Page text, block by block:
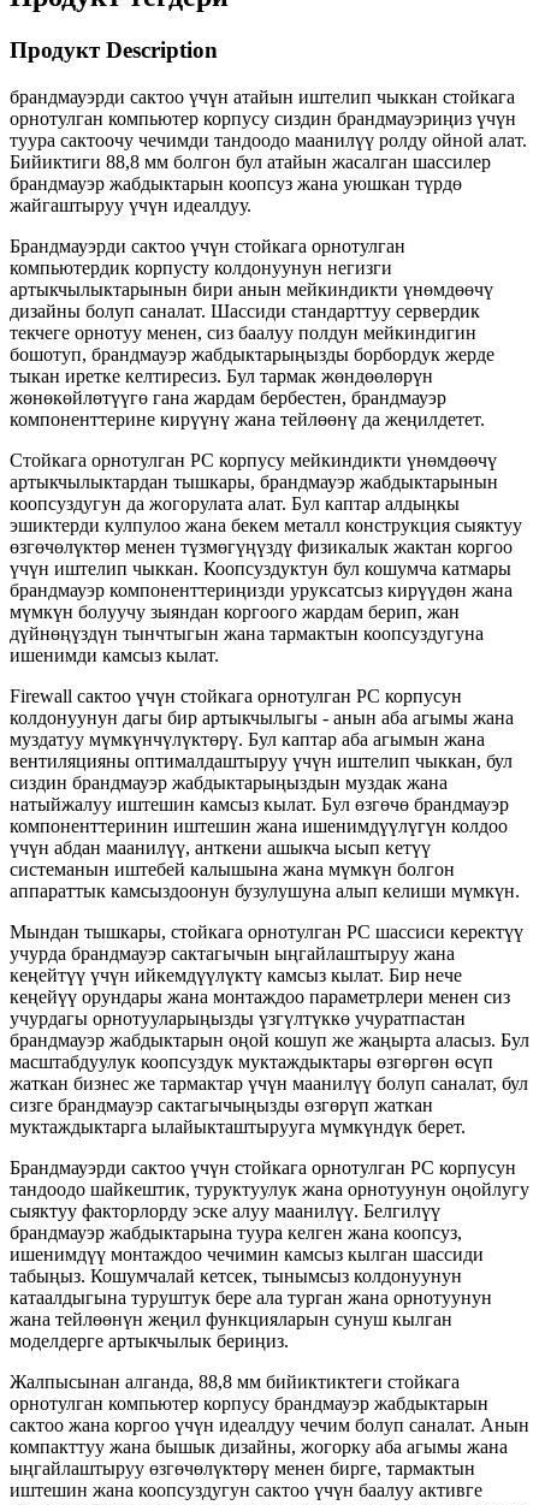
Продукт Description
брандмауэрди сактоо үчүн атайын иштелип чыккан стойкага
орнотулган компьютер корпусу сиздин брандмауэриңиз үчүн
туура сактоочу чечимди тандоодо маанилүү ролду ойной алат.
Бийиктиги 88,8 мм болгон бул атайын жасалган шассилер
брандмауэр жабдыктарын коопсуз жана уюшкан түрдө
жайгаштыруу үчүн идеалдуу.
Брандмауэрди сактоо үчүн стойкага орнотулган
компьютердик корпусту колдонуунун негизги
артыкчылыктарынын бири анын мейкиндикти үнөмдөөчү
дизайны болуп саналат. Шассиди стандарттуу сервердик
текчеге орнотуу менен, сиз баалуу полдун мейкиндигин
бошотуп, брандмауэр жабдыктарыңызды борбордук жерде
тыкан иретке келтиресиз. Бул тармак жөндөөлөрүн
жөнөкөйлөтүүгө гана жардам бербестен, брандмауэр
компоненттерине кирүүнү жана тейлөөнү да жеңилдетет.
Стойкага орнотулган PC корпусу мейкиндикти үнөмдөөчү
артыкчылыктардан тышкары, брандмауэр жабдыктарынын
коопсуздугун да жогорулата алат. Бул каптар алдыңкы
эшиктерди кулпулоо жана бекем металл конструкция сыяктуу
өзгөчөлүктөр менен түзмөгүңүздү физикалык жактан коргоо
үчүн иштелип чыккан. Коопсуздуктун бул кошумча катмары
брандмауэр компоненттериңизди уруксатсыз кирүүдөн жана
мүмкүн болуучу зыяндан коргоого жардам берип, жан
дүйнөңүздүн тынчтыгын жана тармактын коопсуздугуна
ишенимди камсыз кылат.
Firewall сактоо үчүн стойкага орнотулган PC корпусун
колдонуунун дагы бир артыкчылыгы - анын аба агымы жана
муздатуу мүмкүнчүлүктөрү. Бул каптар аба агымын жана
вентиляцияны оптималдаштыруу үчүн иштелип чыккан, бул
сиздин брандмауэр жабдыктарыңыздын муздак жана
натыйжалуу иштешин камсыз кылат. Бул өзгөчө брандмауэр
компоненттеринин иштешин жана ишенимдүүлүгүн колдоо
үчүн абдан маанилүү, анткени ашыкча ысып кетүү
системанын иштебей калышына жана мүмкүн болгон
аппараттык камсыздоонун бузулушуна алып келиши мүмкүн.
Мындан тышкары, стойкага орнотулган PC шассиси керектүү
учурда брандмауэр сактагычын ыңгайлаштыруу жана
кеңейтүү үчүн ийкемдүүлүктү камсыз кылат. Бир нече
кеңейүү орундары жана монтаждоо параметрлери менен сиз
учурдагы орнотууларыңызды үзгүлтүккө учуратпастан
брандмауэр жабдыктарын оңой кошуп же жаңырта аласыз. Бул
масштабдуулук коопсуздук муктаждыктары өзгөргөн өсүп
жаткан бизнес же тармактар ​​үчүн маанилүү болуп саналат, бул
сизге брандмауэр сактагычыңызды өзгөрүп жаткан
муктаждыктарга ылайыкташтырууга мүмкүндүк берет.
Брандмауэрди сактоо үчүн стойкага орнотулган PC корпусун
тандоодо шайкештик, туруктуулук жана орнотуунун оңойлугу
сыяктуу факторлорду эске алуу маанилүү. Белгилүү
брандмауэр жабдыктарына туура келген жана коопсуз,
ишенимдүү монтаждоо чечимин камсыз кылган шассиди
табыңыз. Кошумчалай кетсек, тынымсыз колдонуунун
катаалдыгына туруштук бере ала турган жана орнотуунун
жана тейлөөнүн жеңил функцияларын сунуш кылган
моделдерге артыкчылык бериңиз.
Жалпысынан алганда, 88,8 мм бийиктиктеги стойкага
орнотулган компьютер корпусу брандмауэр жабдыктарын
сактоо жана коргоо үчүн идеалдуу чечим болуп саналат. Анын
компакттуу жана бышык дизайны, жогорку аба агымы жана
ыңгайлаштыруу өзгөчөлүктөрү менен бирге, тармактын
иштешин жана коопсуздугун сактоо үчүн баалуу активге